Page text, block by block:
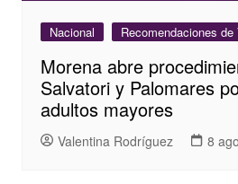
Nacional Recomendaciones
Morena abre
Salvatori y Palomares
adultos mayores
Valentina Rodríguez 8